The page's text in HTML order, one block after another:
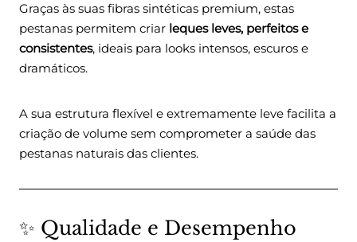
Graças às suas fibras sintéticas premium, estas
pestanas permitem criar leques leves, perfeitos e
consistentes, ideais para looks intensos, escuros e
dramáticos.
A sua estrutura flexível e extremamente leve facilita a
criação de volume sem comprometer a saúde das
pestanas naturais das clientes.
✨ Qualidade e Desempenho